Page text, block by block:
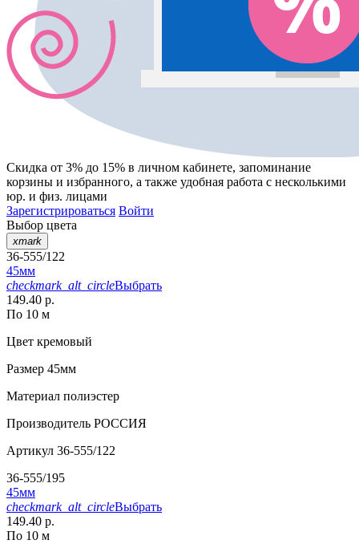
Скидка от 3% до 15% в личном кабинете, запоминание
корзины и избранного, а также удобная работа с несколькими
юр. и физ. лицами
Зарегистрироваться Войти
Выбор цвета
xmark
36-555/122
45мм
checkmark_alt_circleВыбрать
149.40 р.
По 10 м
Цвет кремовый
Размер 45мм
Материал полиэстер
Производитель РОССИЯ
Артикул 36-555/122
36-555/195
45мм
checkmark_alt_circleВыбрать
149.40 р.
По 10 м